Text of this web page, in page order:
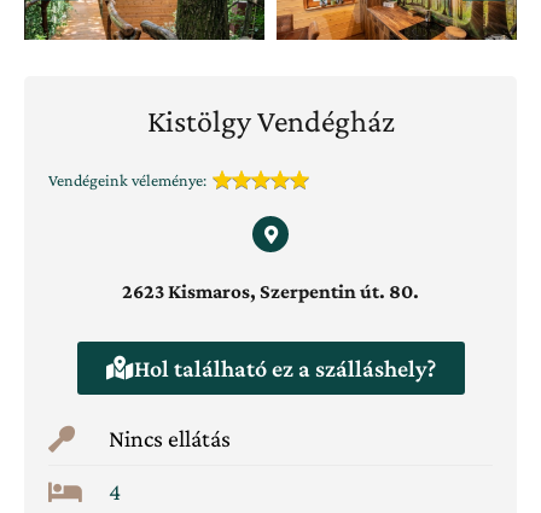
Kistölgy Vendégház
Vendégeink véleménye:
2623 Kismaros, Szerpentin út. 80.
Hol található ez a szálláshely?
Nincs ellátás
4